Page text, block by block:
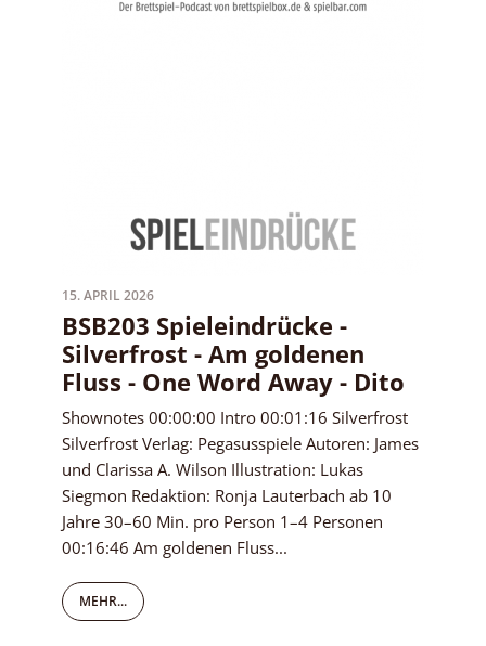
15. APRIL 2026
BSB203 Spieleindrücke -
Silverfrost - Am goldenen
Fluss - One Word Away - Dito
Shownotes 00:00:00 Intro 00:01:16 Silverfrost
Silverfrost Verlag: Pegasusspiele Autoren: James
und Clarissa A. Wilson Illustration: Lukas
Siegmon Redaktion: Ronja Lauterbach ab 10
Jahre 30–60 Min. pro Person 1–4 Personen
00:16:46 Am goldenen Fluss...
MEHR...